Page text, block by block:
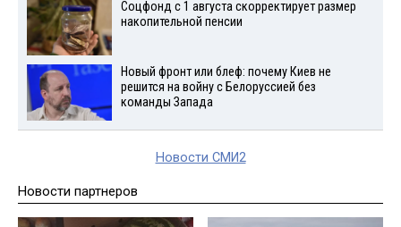
Соцфонд с 1 августа скорректирует размер
накопительной пенсии
Новый фронт или блеф: почему Киев не
решится на войну с Белоруссией без
команды Запада
Новости СМИ2
Новости партнеров